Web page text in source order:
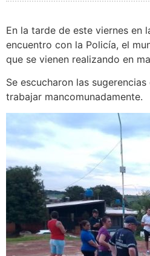
En la tarde de este viernes en
encuentro con la Policía, el
que se vienen realizando en
Se escucharon las
trabajar mancomunadamente.